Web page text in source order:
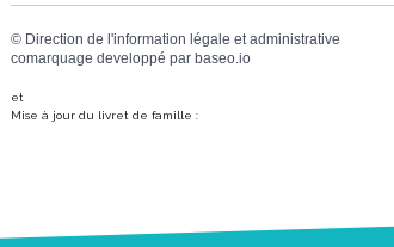
© Direction de l'information légale et administrative
comarquage developpé par baseo.io
et
Mise à jour du livret de famille :